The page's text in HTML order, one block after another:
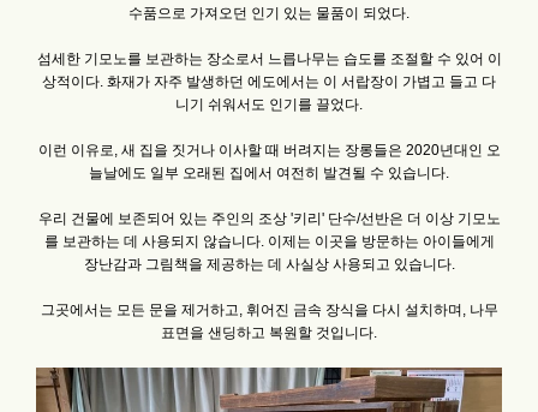
수품으로 가져오던 인기 있는 물품이 되었다.
섬세한 기모노를 보관하는 장소로서 느릅나무는 습도를 조절할 수 있어 이
상적이다. 화재가 자주 발생하던 에도에서는 이 서랍장이 가볍고 들고 다
니기 쉬워서도 인기를 끌었다.
이런 이유로, 새 집을 짓거나 이사할 때 버려지는 장롱들은 2020년대인 오
늘날에도 일부 오래된 집에서 여전히 발견될 수 있습니다.
우리 건물에 보존되어 있는 주인의 조상 '키리' 단수/선반은 더 이상 기모노
를 보관하는 데 사용되지 않습니다. 이제는 이곳을 방문하는 아이들에게
장난감과 그림책을 제공하는 데 사실상 사용되고 있습니다.
그곳에서는 모든 문을 제거하고, 휘어진 금속 장식을 다시 설치하며, 나무
표면을 샌딩하고 복원할 것입니다.